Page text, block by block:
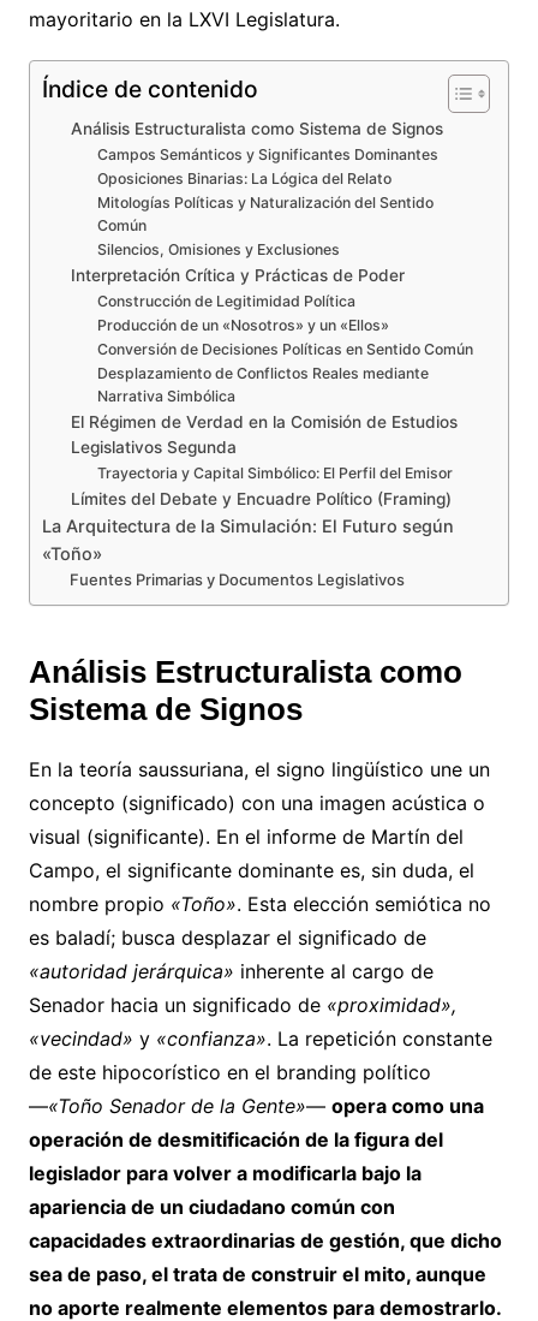
mayoritario en la LXVI Legislatura.
Índice de contenido
Análisis Estructuralista como Sistema de Signos
Campos Semánticos y Significantes Dominantes
Oposiciones Binarias: La Lógica del Relato
Mitologías Políticas y Naturalización del Sentido
Común
Silencios, Omisiones y Exclusiones
Interpretación Crítica y Prácticas de Poder
Construcción de Legitimidad Política
Producción de un «Nosotros» y un «Ellos»
Conversión de Decisiones Políticas en Sentido Común
Desplazamiento de Conflictos Reales mediante
Narrativa Simbólica
El Régimen de Verdad en la Comisión de Estudios
Legislativos Segunda
Trayectoria y Capital Simbólico: El Perfil del Emisor
Límites del Debate y Encuadre Político (Framing)
La Arquitectura de la Simulación: El Futuro según
«Toño»
Fuentes Primarias y Documentos Legislativos
Análisis Estructuralista como
Sistema de Signos
En la teoría saussuriana, el signo lingüístico une un
concepto (significado) con una imagen acústica o
visual (significante). En el informe de Martín del
Campo, el significante dominante es, sin duda, el
nombre propio «Toño». Esta elección semiótica no
es baladí; busca desplazar el significado de
«autoridad jerárquica» inherente al cargo de
Senador hacia un significado de «proximidad»,
«vecindad» y «confianza». La repetición constante
de este hipocorístico en el branding político
—«Toño Senador de la Gente»— opera como una
operación de desmitificación de la figura del
legislador para volver a modificarla bajo la
apariencia de un ciudadano común con
capacidades extraordinarias de gestión, que dicho
sea de paso, el trata de construir el mito, aunque
no aporte realmente elementos para demostrarlo.